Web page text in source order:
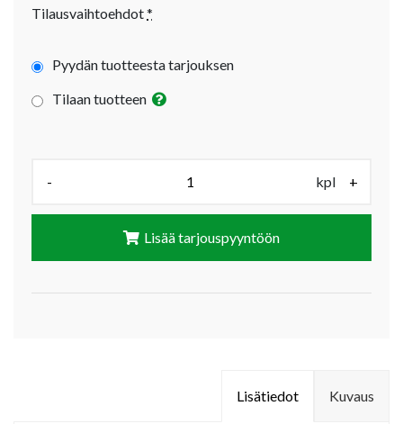
Tilausvaihtoehdot*
Pyydän tuotteesta tarjouksen
Tilaan tuotteen
- kpl +
Lisää tarjouspyyntöön
Kuvaus
Lisätiedot